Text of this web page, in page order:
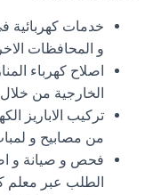
خدمات كهربائية
و المحافظات
اصلاح كهرباء
الخارجية من
تركيب الاباريز
من مصابيح و
فحص و صيانة و
الطلب عبر معلم